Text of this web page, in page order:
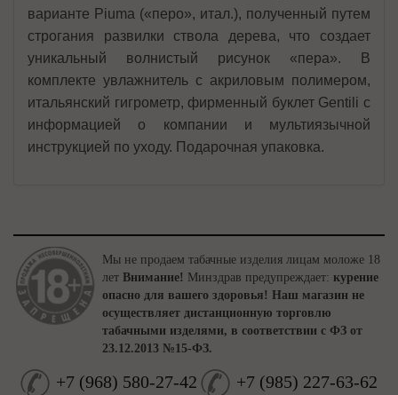
варианте Piuma («перо», итал.), полученный путем
строгания развилки ствола дерева, что создает
уникальный волнистый рисунок «пера». В
комплекте увлажнитель с акриловым полимером,
итальянский гигрометр, фирменный буклет Gentili с
информацией о компании и мультиязычной
инструкцией по уходу. Подарочная упаковка.
Мы не продаем табачные изделия лицам моложе 18
лет Внимание! Минздрав предупреждает: курение
опасно для вашего здоровья! Наш магазин не
осуществляет дистанционную торговлю
табачными изделями, в соответствии с ФЗ от
23.12.2013 №15-ФЗ.
+7 (968) 580-27-42 +7 (985) 227-63-62